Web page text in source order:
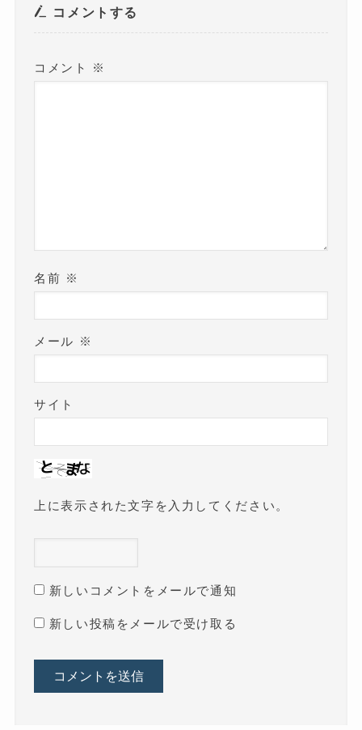
コメントする
コメント ※
名前 ※
メール ※
サイト
上に表示された文字を入力してください。
新しいコメントをメールで通知
新しい投稿をメールで受け取る